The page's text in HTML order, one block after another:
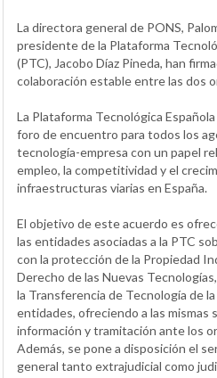
La directora general de PONS,
presidente de la Plataforma
(PTC), Jacobo Díaz Pineda, han
colaboración estable entre las dos
La Plataforma Tecnológica
foro de encuentro para todos los
tecnología-empresa con un papel
empleo, la competitividad y el
infraestructuras viarias en España.
El objetivo de este acuerdo es
las entidades asociadas a la PTC
con la protección de la Propiedad
Derecho de las Nuevas
la Transferencia de Tecnología de
entidades, ofreciendo a las mismas
información y tramitación ante los
Además, se pone a disposición el
general tanto extrajudicial como